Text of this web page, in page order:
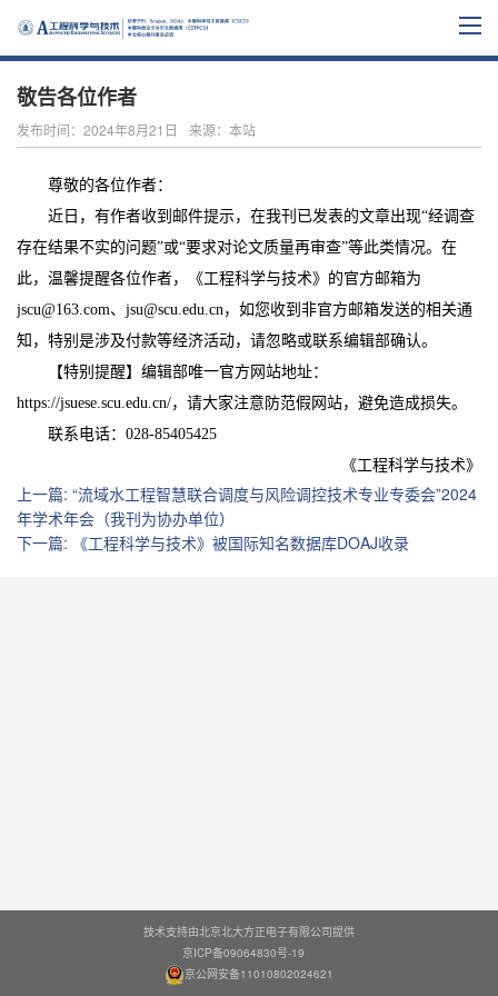
敬告各位作者
发布时间：2024年8月21日 来源：本站
尊敬的各位作者：
近日，有作者收到邮件提示，在我刊已发表的文章出现“经调查
存在结果不实的问题”或“要求对论文质量再审查”等此类情况。在
此，温馨提醒各位作者，《工程科学与技术》的官方邮箱为
jscu@163.com、jsu@scu.edu.cn，如您收到非官方邮箱发送的相关通
知，特别是涉及付款等经济活动，请忽略或联系编辑部确认。
【特别提醒】编辑部唯一官方网站地址：
https://jsuese.scu.edu.cn/，请大家注意防范假网站，避免造成损失。
联系电话： 028-85405425
《工程科学与技术》
上一篇: “流域水工程智慧联合调度与风险调控技术专业专委会”2024
年学术年会（我刊为协办单位）
下一篇: 《工程科学与技术》被国际知名数据库DOAJ收录
技术支持由北京北大方正电子有限公司提供
京ICP备09064830号-19
京公网安备11010802024621